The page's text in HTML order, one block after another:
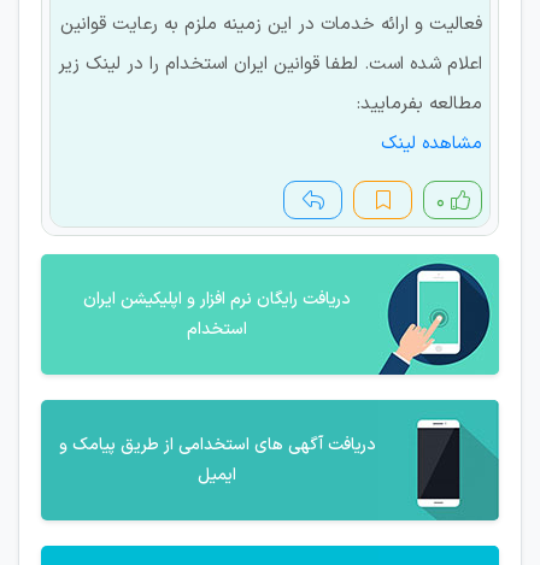
فعالیت و ارائه خدمات در این زمینه ملزم به رعایت قوانین
اعلام شده است. لطفا قوانین ایران استخدام را در لینک زیر
مطالعه بفرمایید:
مشاهده لینک
۰
دریافت رایگان نرم افزار و اپلیکیشن ایران
استخدام
دریافت آگهی های استخدامی از طریق پیامک و
ایمیل